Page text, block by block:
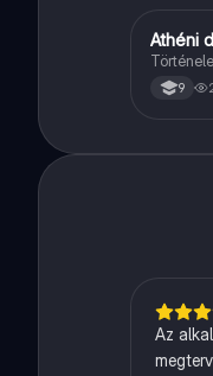
Töri
Athéni
9
Az